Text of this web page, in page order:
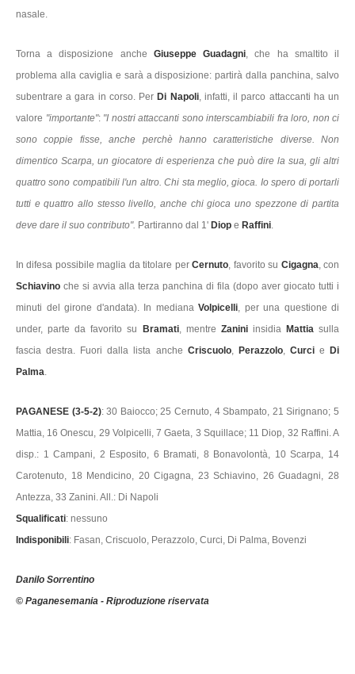
nasale.
Torna a disposizione anche Giuseppe Guadagni, che ha smaltito il
problema alla caviglia e sarà a disposizione: partirà dalla panchina, salvo
subentrare a gara in corso. Per Di Napoli, infatti, il parco attaccanti ha un
valore "importante": "I nostri attaccanti sono interscambiabili fra loro, non ci
sono coppie fisse, anche perchè hanno caratteristiche diverse. Non
dimentico Scarpa, un giocatore di esperienza che può dire la sua, gli altri
quattro sono compatibili l'un altro. Chi sta meglio, gioca. Io spero di portarli
tutti e quattro allo stesso livello, anche chi gioca uno spezzone di partita
deve dare il suo contributo". Partiranno dal 1' Diop e Raffini.
In difesa possibile maglia da titolare perCernuto, favorito su Cigagna, con
Schiavino che si avvia alla terza panchina di fila (dopo aver giocato tutti i
minuti del girone d'andata). In mediana Volpicelli, per una questione di
under, parte da favorito su
Bramati, mentre Zaniniinsidia Mattiasulla
fascia destra. Fuori dalla lista anche Criscuolo, Perazzolo, Curci e
Di
Palma.
PAGANESE (3-5-2): 30 Baiocco; 25 Cernuto, 4 Sbampato, 21 Sirignano; 5
Mattia, 16 Onescu, 29 Volpicelli, 7 Gaeta, 3 Squillace; 11 Diop, 32 Raffini. A
disp.: 1 Campani, 2 Esposito, 6 Bramati, 8 Bonavolontà, 10 Scarpa, 14
Carotenuto, 18 Mendicino, 20 Cigagna, 23 Schiavino, 26 Guadagni, 28
Antezza, 33 Zanini. All.: Di Napoli
Squalificati: nessuno
Indisponibili: Fasan, Criscuolo, Perazzolo, Curci, Di Palma, Bovenzi
Danilo Sorrentino
© Paganesemania - Riproduzione riservata